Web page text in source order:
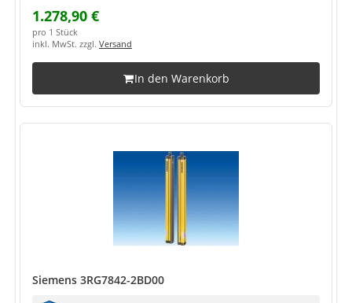
1.278,90 €
pro 1 Stück
inkl. MwSt. zzgl. Versand
In den Warenkorb
Siemens 3RG7842-2BD00